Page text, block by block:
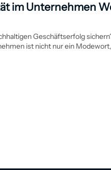
im Unternehmen
Geschäftserfolg
ist nicht nur ein